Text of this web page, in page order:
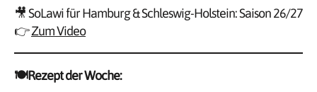
🎥 SoLawi für Hamburg & Schleswig-Holstein: Saison 26/27
👉Zum Video
🍽️Rezept der Woche: